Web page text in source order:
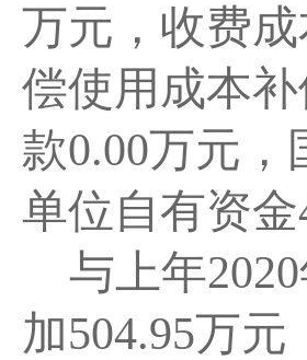
万元，收费
偿使用成本
款0.00万元，
单位自有资金
与上年
加504.95万元